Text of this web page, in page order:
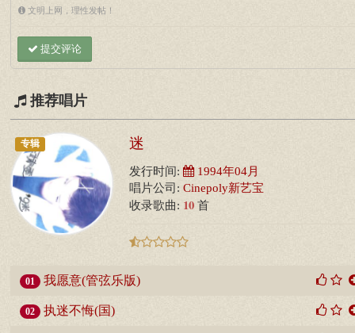
文明上网，理性发帖！
提交评论
推荐唱片
专辑 迷
发行时间: 1994年04月
唱片公司: Cinepoly新艺宝
收录歌曲: 10 首
01 我愿意(管弦乐版)
02 执迷不悔(国)